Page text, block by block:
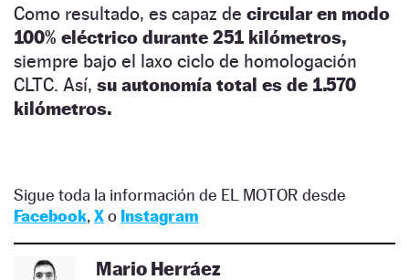
Como resultado, es capaz de circular en modo
100% eléctrico durante 251 kilómetros,
siempre bajo el laxo ciclo de homologación
CLTC. Así, su autonomía total es de 1.570
kilómetros.
Sigue toda la información de EL MOTOR desde
Facebook, Xo Instagram
Mario Herráez